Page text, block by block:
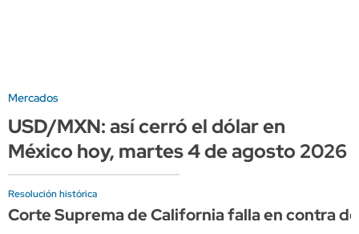
Mercados
USD/MXN: así cerró el dólar en
México hoy, martes 4 de agosto 2026
Resolución histórica
Corte Suprema de California falla en contra